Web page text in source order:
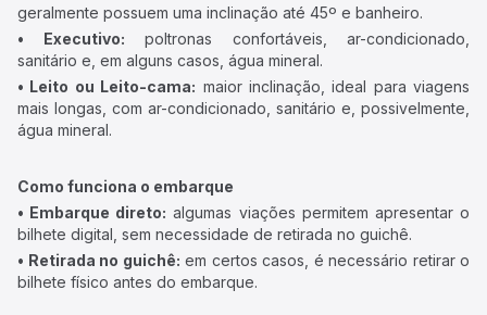
geralmente possuem uma inclinação até 45º e banheiro.
• Executivo: poltronas confortáveis, ar-condicionado,
sanitário e, em alguns casos, água mineral.
• Leito ou Leito-cama: maior inclinação, ideal para viagens
mais longas, com ar-condicionado, sanitário e, possivelmente,
água mineral.
Como funciona o embarque
• Embarque direto: algumas viações permitem apresentar o
bilhete digital, sem necessidade de retirada no guichê.
• Retirada no guichê: em certos casos, é necessário retirar o
bilhete físico antes do embarque.